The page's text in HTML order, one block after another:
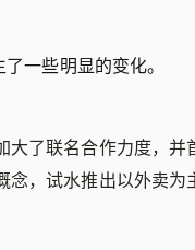
了一些明显的变化。
大了联名合作力度，
念，试水推出以外卖